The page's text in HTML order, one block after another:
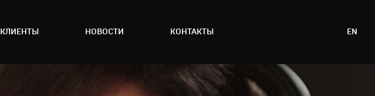
КЛИЕНТЫ НОВОСТИ КОНТАКТЫ EN